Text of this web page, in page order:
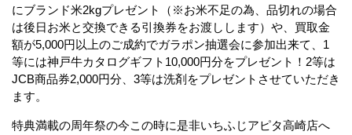
にブランド米2kgプレゼント（※お米不足の為、品切れの場合
は後日お米と交換できる引換券をお渡しします）や、買取金
額が5,000円以上のご成約でガラポン抽選会に参加出来て、1
等には神戸牛カタログギフト10,000円分をプレゼント！2等は
JCB商品券2,000円分、3等は洗剤をプレゼントさせていただき
ます。
特典満載の周年祭の今この時に是非いちふじアピタ高崎店へ